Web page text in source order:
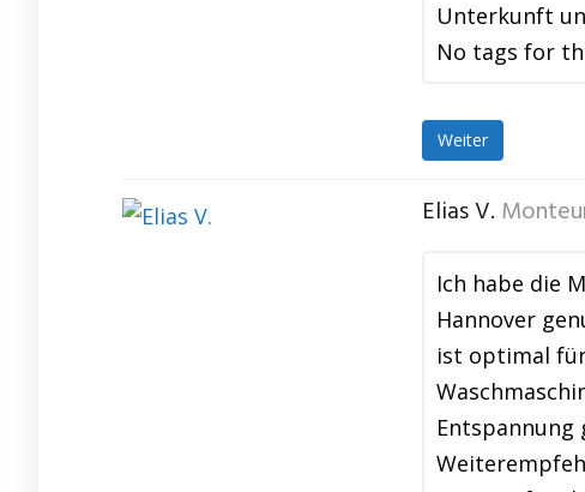
Unterkunft
No tags for
Weiter
Elias V.
Ich habe die
Hannover
ist optimal